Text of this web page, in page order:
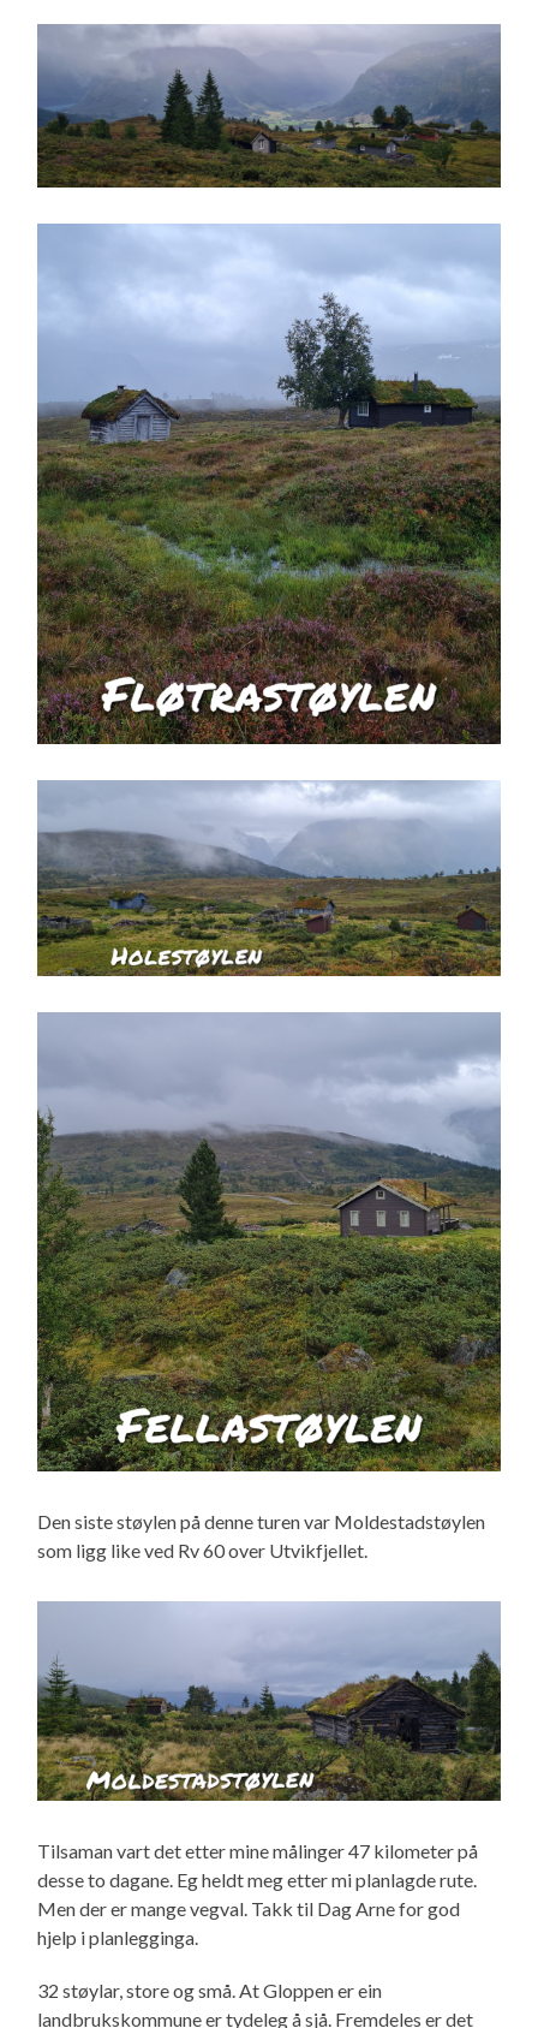
Den siste støylen på denne turen var Moldestadstøylen
som ligg like ved Rv 60 over Utvikfjellet.
Tilsaman vart det etter mine målinger 47 kilometer på
desse to dagane. Eg heldt meg etter mi planlagde rute.
Men der er mange vegval. Takk til Dag Arne for god
hjelp i planlegginga.
32 støylar, store og små. At Gloppen er ein
landbrukskommune er tydeleg å sjå. Fremdeles er det